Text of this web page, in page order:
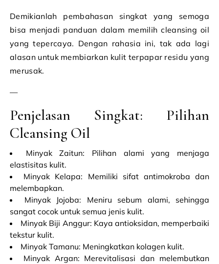
Demikianlah pembahasan singkat yang semoga
bisa menjadi panduan dalam memilih cleansing oil
yang tepercaya. Dengan rahasia ini, tak ada lagi
alasan untuk membiarkan kulit terpapar residu yang
merusak.
—
Penjelasan Singkat: Pilihan
Cleansing Oil
Minyak Zaitun: Pilihan alami yang menjaga
elastisitas kulit.
Minyak Kelapa: Memiliki sifat antimokroba dan
melembapkan.
Minyak Jojoba: Meniru sebum alami, sehingga
sangat cocok untuk semua jenis kulit.
Minyak Biji Anggur: Kaya antioksidan, memperbaiki
tekstur kulit.
Minyak Tamanu: Meningkatkan kolagen kulit.
Minyak Argan: Merevitalisasi dan melembutkan